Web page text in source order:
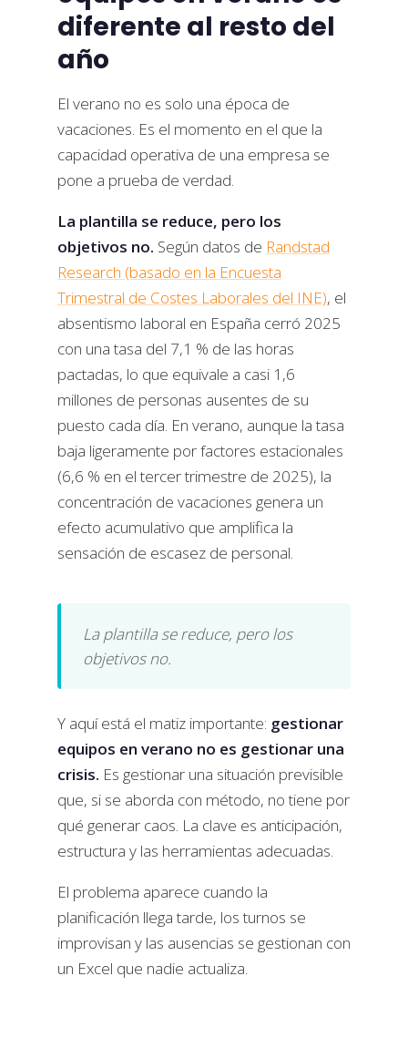
diferente al resto del
año
El verano no es solo una época de
vacaciones. Es el momento en el que la
capacidad operativa de una empresa se
pone a prueba de verdad.
La plantilla se reduce, pero los
objetivos no. Según datos de Randstad
Research (basado en la Encuesta
Trimestral de Costes Laborales del INE), el
absentismo laboral en España cerró 2025
con una tasa del 7,1 % de las horas
pactadas, lo que equivale a casi 1,6
millones de personas ausentes de su
puesto cada día. En verano, aunque la tasa
baja ligeramente por factores estacionales
(6,6 % en el tercer trimestre de 2025), la
concentración de vacaciones genera un
efecto acumulativo que amplifica la
sensación de escasez de personal.
La plantilla se reduce, pero los
objetivos no.
Y aquí está el matiz importante: gestionar
equipos en verano no es gestionar una
crisis. Es gestionar una situación previsible
que, si se aborda con método, no tiene por
qué generar caos. La clave es anticipación,
estructura y las herramientas adecuadas.
El problema aparece cuando la
planificación llega tarde, los turnos se
improvisan y las ausencias se gestionan con
un Excel que nadie actualiza.